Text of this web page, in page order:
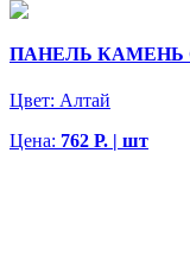
ПАНЕЛЬ КАМЕНЬ
Цвет: Алтай
Цена: 762 Р. | шт